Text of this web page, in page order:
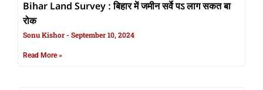
Bihar Land Survey : बिहार में जमीन सर्वे पऽ लाग सकत बा
रोक
Sonu Kishor September 10, 2024
Read More »